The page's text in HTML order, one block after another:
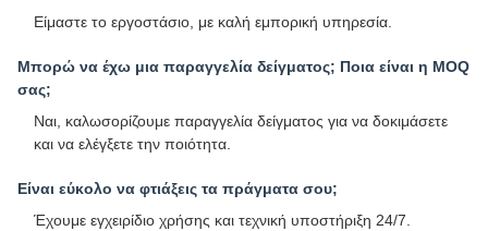
Είμαστε το εργοστάσιο, με καλή εμπορική υπηρεσία.
Μπορώ να έχω μια παραγγελία δείγματος; Ποια είναι η MOQ
σας;
Ναι, καλωσορίζουμε παραγγελία δείγματος για να δοκιμάσετε
και να ελέγξετε την ποιότητα.
Είναι εύκολο να φτιάξεις τα πράγματα σου;
Έχουμε εγχειρίδιο χρήσης και τεχνική υποστήριξη 24/7.